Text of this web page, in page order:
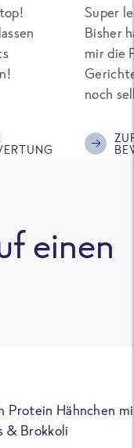
Super
Bisher
mir die
noch
Eiweiß.
was
einen
Protein Hähnchen
& Brokkoli